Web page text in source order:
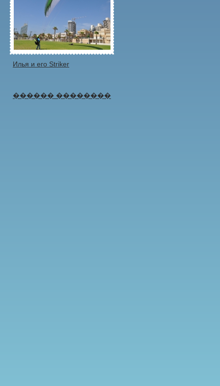
Илья и его Striker
������ ��������